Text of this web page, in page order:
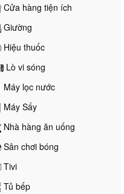
Cửa hàng tiện ích
Giường
Hiệu thuốc
Lò vi sóng
Máy lọc nước
Máy Sấy
Nhà hàng ăn uống
Sân chơi bóng
Tivi
Tủ bếp